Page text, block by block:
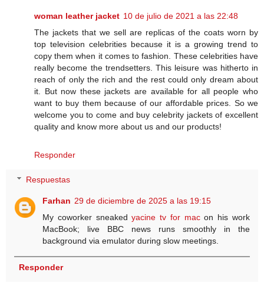
woman leather jacket 10 de julio de 2021 a las 22:48
The jackets that we sell are replicas of the coats worn by
top television celebrities because it is a growing trend to
copy them when it comes to fashion. These celebrities have
really become the trendsetters. This leisure was hitherto in
reach of only the rich and the rest could only dream about
it. But now these jackets are available for all people who
want to buy them because of our affordable prices. So we
welcome you to come and buy celebrity jackets of excellent
quality and know more about us and our products!
Responder
Respuestas
Farhan 29 de diciembre de 2025 a las 19:15
My coworker sneakedyacine tv for macon his work
MacBook; live BBC news runs smoothly in the
background via emulator during slow meetings.
Responder